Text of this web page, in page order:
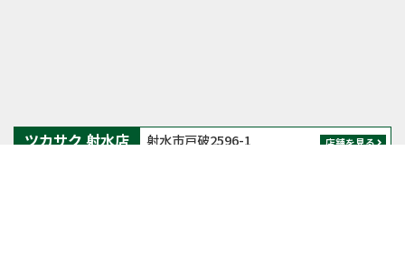
ツカサク 射水店 射水市戸破2596-1 店舗を見る